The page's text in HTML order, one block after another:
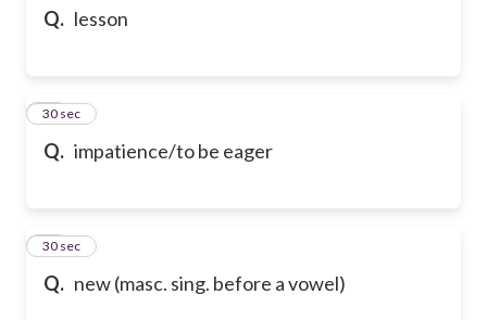
Q. lesson
Q. impatience/to be eager
11
30 sec
Q. new (masc. sing. before a vowel)
12
30 sec